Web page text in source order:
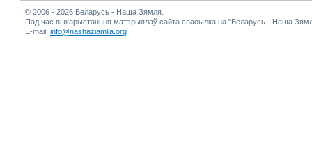
© 2006 - 2026 Беларусь - Наша Зямля.
Пад час выкарыстаньня матэрыялаў сайта спасылка на "Беларусь - Наша
E-mail: info@nashaziamlia.org